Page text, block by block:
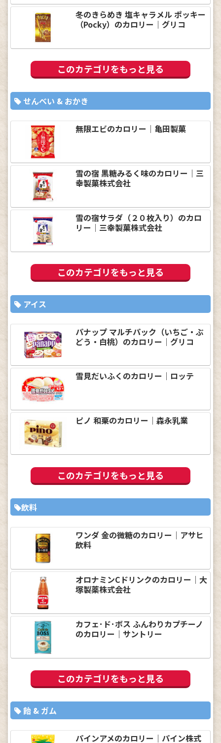
冬のきらめき 塩キャラメル ポッキー
（Pocky）のカロリー｜グリコ
このカテゴリをもっと見る
せんべい & おかき
無限エビのカロリー｜亀田製菓
雪の宿 黒糖みるく味のカロリー｜三
幸製菓株式会社
雪の宿サラダ（２０枚入り）のカロ
リー｜三幸製菓株式会社
このカテゴリをもっと見る
アイス
パナップ マルチパック（いちご・ぶ
どう・白桃）のカロリー｜グリコ
雪見だいふくのカロリー｜ロッテ
ピノ 和栗のカロリー｜森永乳業
このカテゴリをもっと見る
飲料
ワンダ 金の微糖のカロリー｜アサヒ
飲料
オロナミンCドリンクのカロリー｜大
塚製薬株式会社
カフェ･ド･ボス ふんわりカプチーノ
のカロリー｜サントリー
このカテゴリをもっと見る
飴 & ガム
パインアメのカロリー｜パイン株式